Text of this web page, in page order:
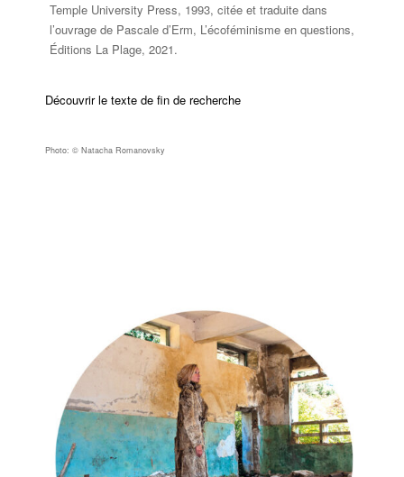
Temple University Press, 1993, citée et traduite dans
l’ouvrage de Pascale d’Erm, L’écoféminisme en questions,
Éditions La Plage, 2021.
Découvrir le texte de fin de recherche
Photo: © Natacha Romanovsky